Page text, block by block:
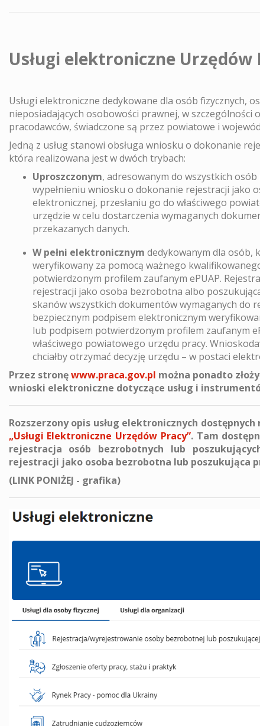
Usługi elektroniczne Urzędów
Usługi elektroniczne dedykowane dla osób fizycznych,
nieposiadających osobowości prawnej, w
pracodawców, świadczone są przez powiatowe i
Jedną z usług stanowi obsługa wniosku o dokonanie
która realizowana jest w dwóch trybach:
Uproszczonym, adresowanym do wszystkich
wypełnieniu wniosku o dokonanie rejestracji jako
elektronicznej, przesłaniu go do właściwego
urzędzie w celu dostarczenia wymaganych
przekazanych danych.
W pełni elektronicznym dedykowanym dla osób,
weryfikowany za pomocą ważnego
potwierdzonym profilem zaufanym ePUAP.
rejestracji jako osoba bezrobotna albo
skanów wszystkich dokumentów wymaganych do
bezpiecznym podpisem elektronicznym
lub podpisem potwierdzonym profilem zaufanym
właściwego powiatowego urzędu pracy.
chciałby otrzymać decyzję urzędu – w postaci
Przez stronęwww.praca.gov.pl można ponadto
wnioski elektroniczne dotyczące usług i
Rozszerzony opis usług elektronicznych
„Usługi Elektroniczne Urzędów Pracy”. Tam
rejestracja osób bezrobotnych lub
rejestracji jako osoba bezrobotna lub poszukująca
(LINK PONIŻEJ - grafika)